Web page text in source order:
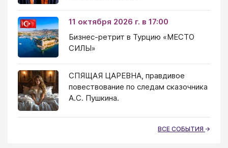
11 октября 2026 г. в 17:00
Бизнес-ретрит в Турцию «МЕСТО
СИЛЫ»
СПЯЩАЯ ЦАРЕВНА, правдивое
повествование по следам сказочника
А.С. Пушкина.
ВСЕ СОБЫТИЯ